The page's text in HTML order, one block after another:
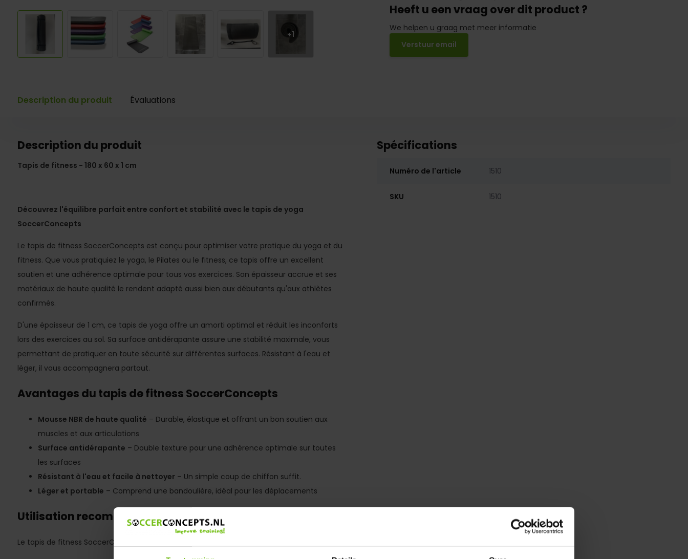
+1
Heeft u een vraag over dit product ?
We helpen u graag met meer informatie
Verstuur email
Description du produit Évaluations
Description du produit
Tapis de fitness - 180 x 60 x 1 cm
Découvrez l'équilibre parfait entre confort et stabilité avec le tapis de yoga
SoccerConcepts
Le tapis de fitness SoccerConcepts est conçu pour optimiser votre pratique du yoga et du
fitness. Que vous pratiquiez le yoga, le Pilates ou le fitness, ce tapis offre un excellent
soutien et une adhérence optimale pour tous vos exercices. Son épaisseur accrue et ses
matériaux de haute qualité le rendent adapté aussi bien aux débutants qu'aux athlètes
confirmés.
D'une épaisseur de 1 cm, ce tapis de yoga offre un amorti optimal et réduit les inconforts
lors des exercices au sol. Sa surface antidérapante assure une stabilité maximale, vous
permettant de pratiquer en toute sécurité sur différentes surfaces. Résistant à l'eau et
léger, il vous accompagnera partout.
Avantages du tapis de fitness SoccerConcepts
Mousse NBR de haute qualité – Durable, élastique et offrant un bon soutien aux
muscles et aux articulations
Surface antidérapante – Double texture pour une adhérence optimale sur toutes
les surfaces
Résistant à l'eau et facile à nettoyer– Un simple coup de chiffon suffit.
Léger et portable – Comprend une bandoulière, idéal pour les déplacements
Utilisation recommandée
Le tapis de fitness SoccerConcepts convient à diverses activités :
Spécifications
Numéro de l'article 1510
SKU 1510